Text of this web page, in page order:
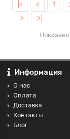
|< < 1
>
>|
Информация
О нас
Оплата
Доставка
Контакты
Блог